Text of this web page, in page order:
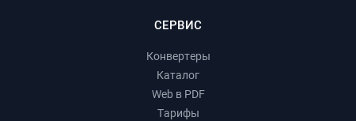
СЕРВИС
Конвертеры
Каталог
Web в PDF
Тарифы